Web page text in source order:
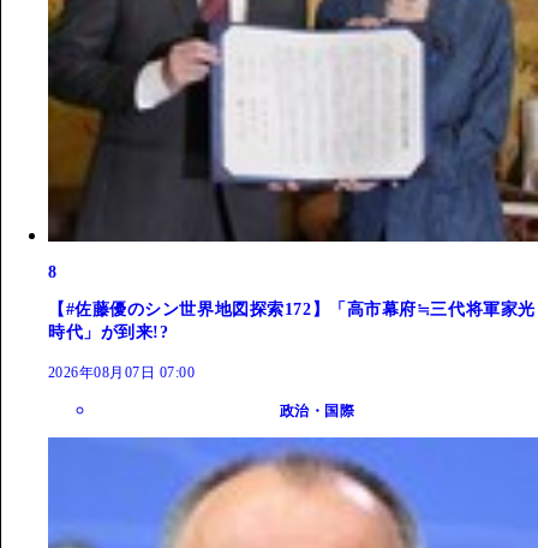
8
【#佐藤優のシン世界地図探索172】「高市幕府≒三代将軍家光
時代」が到来!?
2026年08月07日 07:00
政治・国際